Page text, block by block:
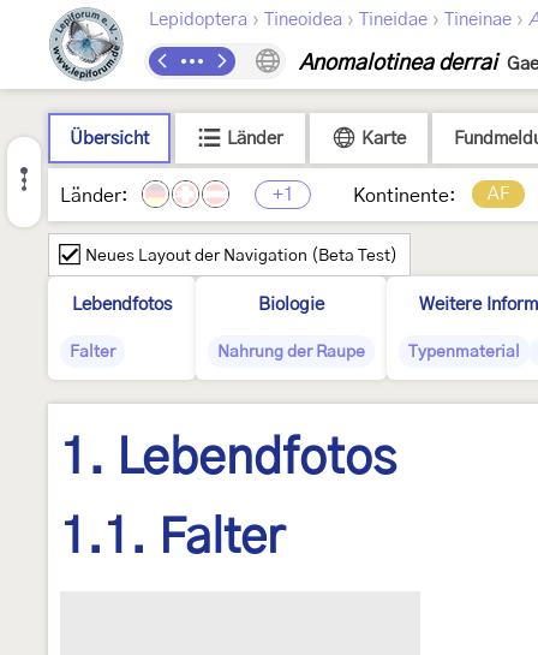
Lepidoptera › Tineoidea › Tineidae › Tineinae ›
Anomalotinea derrai
Übersicht Länder Karte
Länder: +1 Kontinente: AF
Neues Layout der Navigation (Beta Test)
Lebendfotos
Falter
Biologie
Nahrung der Raupe
Weitere
Typenmaterial
1. Lebendfotos
1.1. Falter